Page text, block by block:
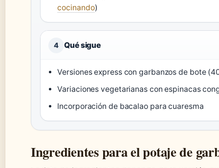
cocinando)
4 Qué sigue
Versiones express con garbanzos de bote
Variaciones vegetarianas con espinacas
Incorporación de bacalao para cuaresma
Ingredientes para el potaje de